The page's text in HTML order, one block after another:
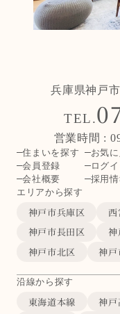
兵庫県神戸
TEL.
営業時間 :
住まいを探す お気に
会員登録
ログ
会社概要
採用
エリアから探す
神戸市兵庫区
神戸市長田区
神
神戸市北区
神
沿線から探す
東海道本線 神戸